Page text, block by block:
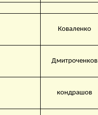
Коваленко
Дмитроченков
кондрашов